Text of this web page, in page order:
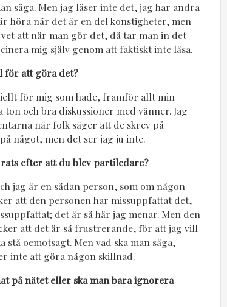
säga. Men jag läser inte det, jag har andra
höra när det är en del konstigheter, men
att när man gör det, då tar man in det
mig själv genom att faktiskt inte läsa.
för att göra det?
för mig som hade, framför allt min
och bra diskussioner med vänner. Jag
när folk säger att de skrev på
något, men det ser jag ju inte.
efter att du blev partiledare?
jag är en sådan person, som om någon
att den personen har missuppfattat det,
det är så här jag menar. Men den
att det är så frustrerande, för att jag vill
stå oemotsagt. Men vad ska man säga,
inte att göra någon skillnad.
på nätet eller ska man bara ignorera